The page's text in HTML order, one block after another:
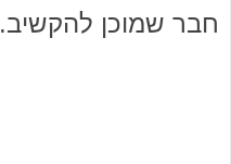
חבר שמוכן להקשיב.